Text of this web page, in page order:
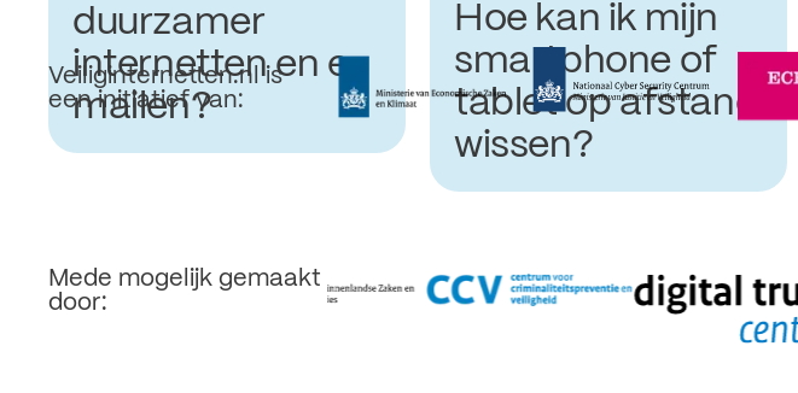
duurzamer
internetten en e-
mailen?
Hoe kan ik mijn
smartphone of
tablet op afstand
wissen?
Veiliginternetten.nl is
een initiatief van:
Mede mogelijk gemaakt
door: